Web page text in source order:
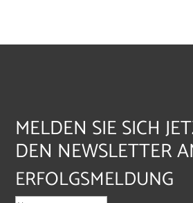
MELDEN SIE SICH
DEN NEWSLETTER
ERFOLGSMELDUNG